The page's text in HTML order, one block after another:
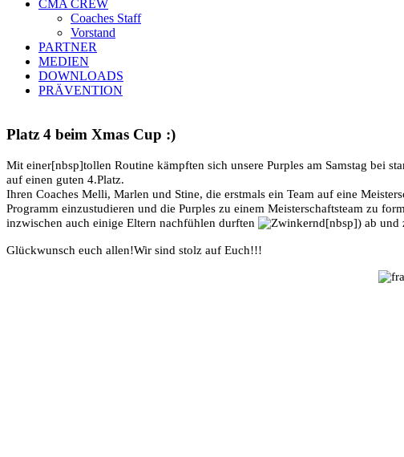
CMA CREW
Coaches Staff
Vorstand
PARTNER
MEDIEN
DOWNLOADS
PRÄVENTION
Platz 4 beim Xmas Cup :)
Mit einer[nbsp]tollen Routine kämpften sich unsere Purples am Samstag bei
auf einen guten 4.Platz.
Ihren Coaches Melli, Marlen und Stine, die erstmals ein Team auf eine
Programm einzustudieren und die Purples zu einem Meisterschaftsteam zu
inzwischen auch einige Eltern nachfühlen durften
[nbsp]) ab und
Glückwunsch euch allen!Wir sind stolz auf Euch!!!